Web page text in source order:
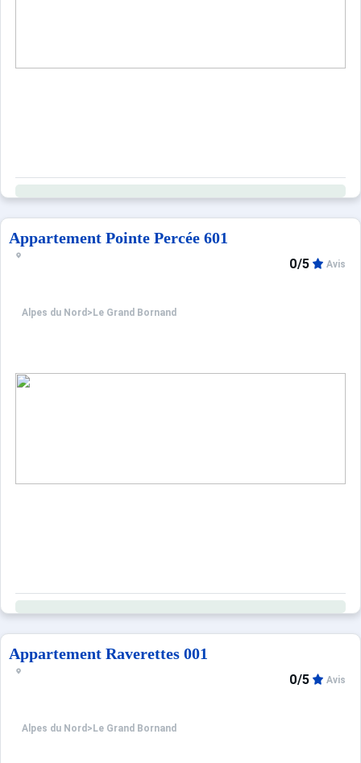
Appartement Pointe Percée 601
Alpes du Nord > Le Grand Bornand
0/5 Avis
Appartement Raverettes 001
Alpes du Nord > Le Grand Bornand
0/5 Avis